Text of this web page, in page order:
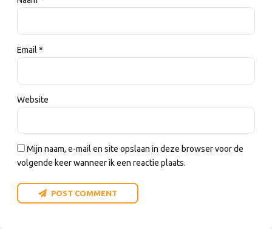
Email *
Website
Mijn naam, e-mail en site opslaan in deze browser voor de
volgende keer wanneer ik een reactie plaats.
POST COMMENT